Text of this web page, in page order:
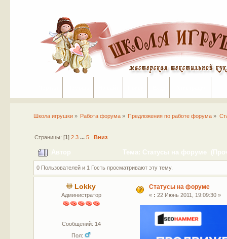
Школа игрушки» Работа форума » Предложения по работе форума »
Страницы: [1 ] 2 3 ... 5 Вниз
Автор Тема: Статусы на форуме
0 Пользователей и 1 Гость просматривают эту тему.
Lokky
Администратор
Сообщений: 14
Пол:
Статусы на форуме
« : 22 Июнь 2011, 19:09:30 »